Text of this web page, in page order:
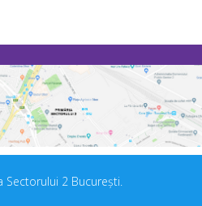
Sectorului 2 București.